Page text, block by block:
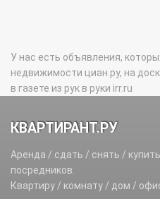
У нас есть объявления,
недвижимости циан.ру, на
в газете из рук в руки irr.ru
КВАРТИРАНТ.РУ
Аренда / сдать / снять /
посредников.
Квартиру / комнату / дом /